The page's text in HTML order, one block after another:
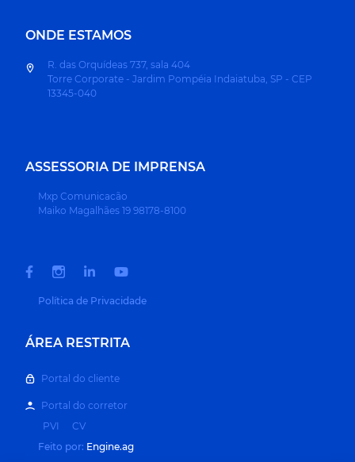
ONDE ESTAMOS
R. das Orquídeas 737, sala 404
Torre Corporate - Jardim Pompéia Indaiatuba, SP - CEP
13345-040
ASSESSORIA DE IMPRENSA
Mxp Comunicacão
Maiko Magalhães 19 98178-8100
Política de Privacidade
ÁREA RESTRITA
Portal do cliente
Portal do corretor
PVI
CV
Feito por: Engine.ag